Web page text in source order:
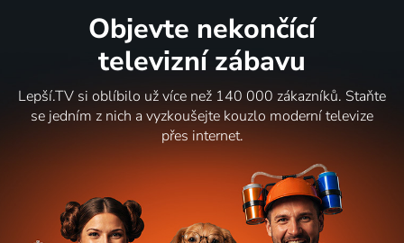
Objevte nekončící
televizní zábavu
Lepší.TV si oblíbilo už více než 140 000 zákazníků. Staňte
se jedním z nich a vyzkoušejte kouzlo moderní televize
přes internet.